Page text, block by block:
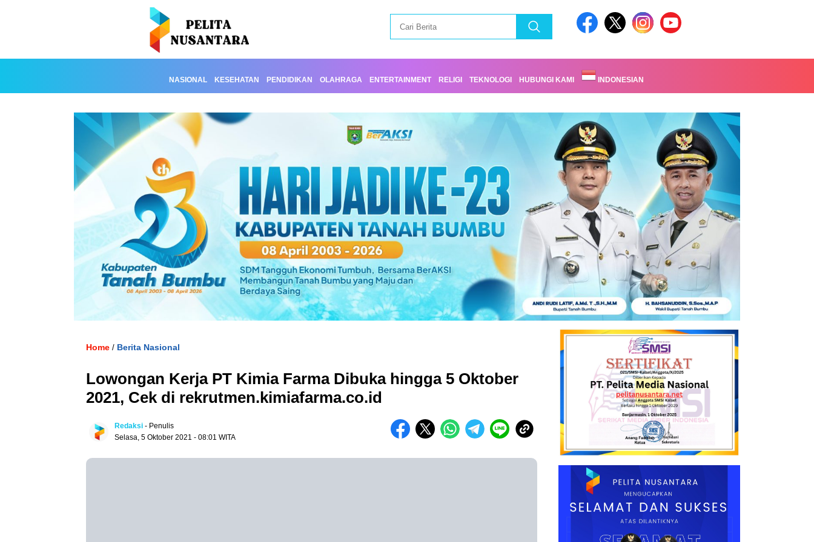
NASIONAL KESEHATAN PENDIDIKAN OLAHRAGA ENTERTAINMENT RELIGI TEKNOLOGI HUBUNGI KAMI INDONESIAN
Home / Berita Nasional
Lowongan Kerja PT Kimia Farma Dibuka hingga 5 Oktober
2021, Cek di rekrutmen.kimiafarma.co.id
Redaksi - Penulis
Selasa, 5 Oktober 2021 - 08:01 WITA